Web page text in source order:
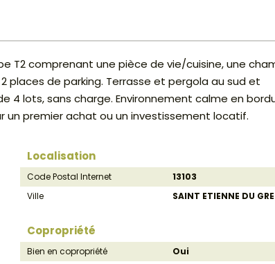
T2 comprenant une pièce de vie/cuisine, une
places de parking. Terrasse et pergola au sud et
lots, sans charge. Environnement calme en
premier achat ou un investissement locatif.
Localisation
Code Postal Internet
13103
Ville
SAINT ETIENNE DU
Copropriété
Bien en copropriété
Oui